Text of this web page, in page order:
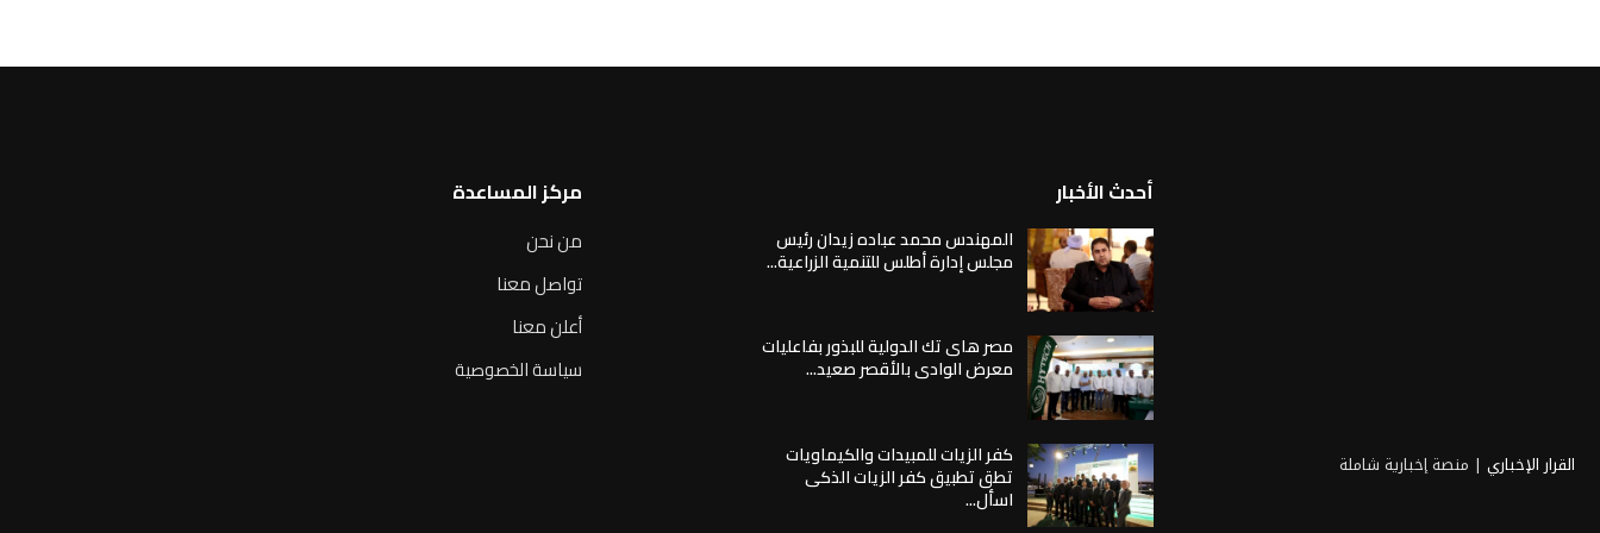
القرار الإخباري | منصة إخبارية شاملة
أحدث الأخبار
المهندس محمد عباده زيدان رئيس
مجلس إدارة أطلس للتنمية الزراعية...
مصر هاى تك الدولية للبذور بفاعليات
معرض الوادى بالأقصر صعيد...
كفر الزيات للمبيدات والكيماويات
تطق تطبيق كفر الزيات الذكى
اسأل...
مركز المساعدة
من نحن
تواصل معنا
أعلن معنا
سياسة الخصوصية